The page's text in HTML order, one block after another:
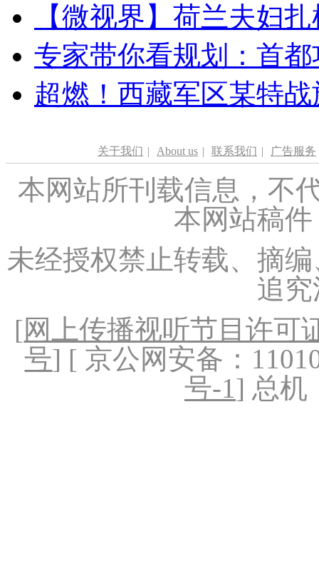
【微视界】荷兰夫妇
专家带你看规划：首
超燃！西藏军区某特
关于我们 | About us | 联系我们 | 广告服务
本网站所刊载信息，不
本网站稿
未经授权禁止转载、摘
追
[网上传播视听节目许可
号] [ 京公网安备：
号-1] 总机